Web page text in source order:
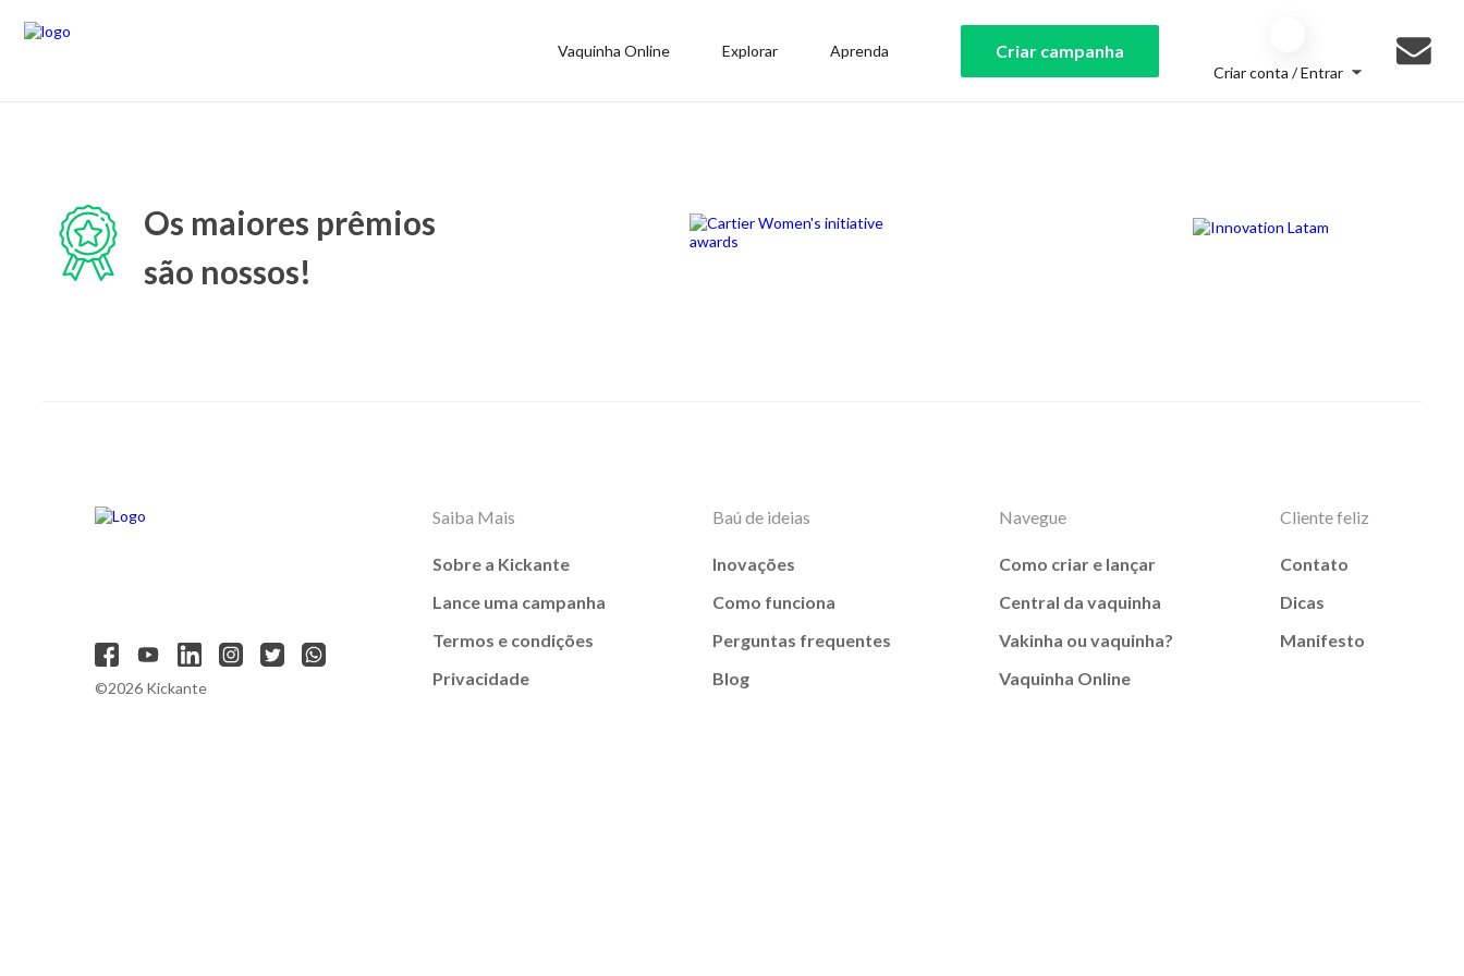
Vaquinha Online Explorar Aprenda Criar campanha
Criar conta / Entrar
Os maiores prêmios
são nossos!
©2026 Kickante
Saiba Mais
Sobre a Kickante
Lance uma campanha
Termos e condições
Privacidade
Baú de ideias
Inovações
Como funciona
Perguntas frequentes
Blog
Navegue
Como criar e lançar
Central da vaquinha
Vakinha ou vaquinha?
Vaquinha Online
Cliente feliz
Contato
Dicas
Manifesto